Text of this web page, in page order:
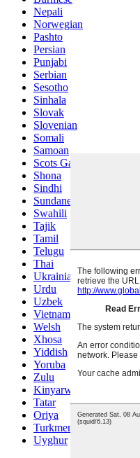
Nepali
Norwegian
Pashto
Persian
Punjabi
Serbian
Sesotho
Sinhala
Slovak
Slovenian
Somali
Samoan
Scots Gaelic
Shona
Sindhi
Sundanese
Swahili
Tajik
Tamil
Telugu
Thai
Ukrainian
Urdu
Uzbek
Vietnamese
Welsh
Xhosa
Yiddish
Yoruba
Zulu
Kinyarwanda
Tatar
Oriya
Turkmen
Uyghur